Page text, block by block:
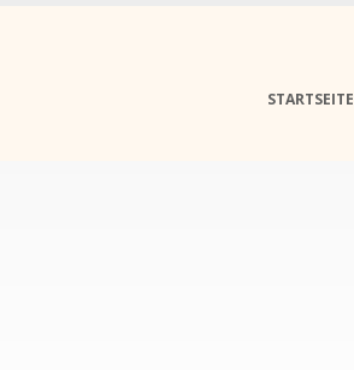
STARTSEITE